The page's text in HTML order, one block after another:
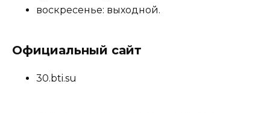
воскресенье: выходной.
Официальный сайт
30.bti.su